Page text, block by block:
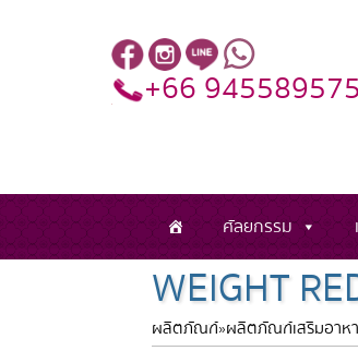
+66 945589575
ศัลยกรรม
WEIGHT
ผลิตภัณฑ์»ผลิตภัณฑ์เสริมอาห